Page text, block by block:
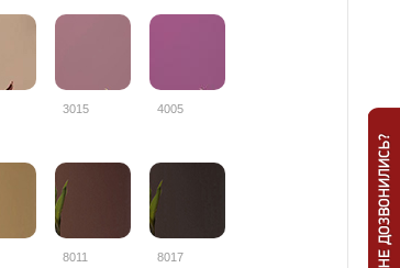
3015 4005
8011 8017